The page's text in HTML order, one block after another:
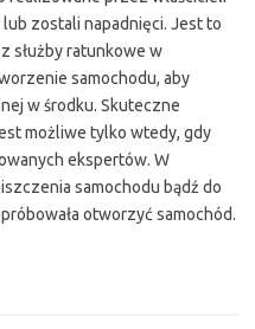
zostali napadnięci. Jest to
służby ratunkowe w
samochodu, aby
w środku. Skuteczne
możliwe tylko wtedy, gdy
ekspertów. W
samochodu bądź do
otworzyć samochód.